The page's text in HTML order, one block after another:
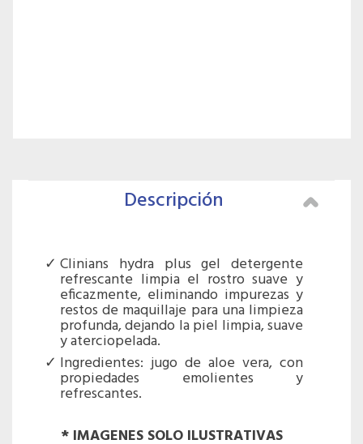
Descripción
Clinians hydra plus gel detergente
refrescante limpia el rostro suave y
eficazmente, eliminando impurezas y
restos de maquillaje para una limpieza
profunda, dejando la piel limpia, suave
y aterciopelada.
Ingredientes: jugo de aloe vera, con
propiedades emolientes y
refrescantes.
* IMAGENES SOLO ILUSTRATIVAS